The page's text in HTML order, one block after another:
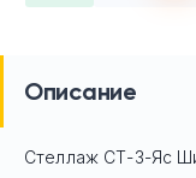
Описание
Стеллаж СТ-3-Яс